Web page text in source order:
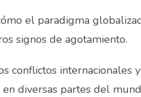
el paradigma
signos de agotamiento.
conflictos internacionales
diversas partes del